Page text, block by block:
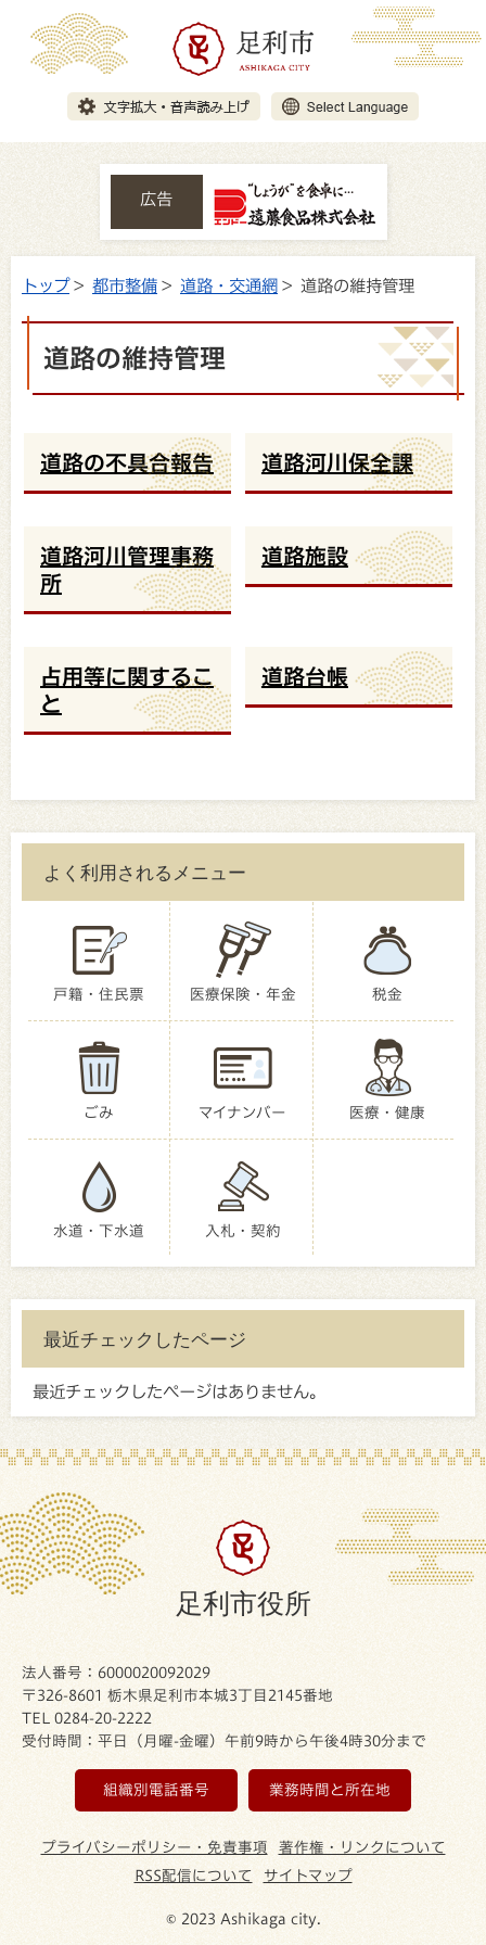
広告
トップ> 都市整備 > 道路・交通網 > 道路の維持管理
道路の維持管理
道路の不具合報告 道路河川保全課
道路河川管理事務
所
道路施設
占用等に関するこ
と
道路台帳
よく利用されるメニュー
戸籍・住民票 医療保険・年金 税金
ごみ マイナンバー 医療・健康
水道・下水道 入札・契約
最近チェックしたページ
最近チェックしたページはありません。
足利市役所
法人番号：6000020092029
〒326-8601 栃木県足利市本城3丁目2145番地
TEL 0284-20-2222
受付時間：平日（月曜-金曜）午前9時から午後4時30分まで
組織別電話番号 業務時間と所在地
プライバシーポリシー・免責事項
著作権・リンクについて
RSS配信について
サイトマップ
© 2023 Ashikaga city.